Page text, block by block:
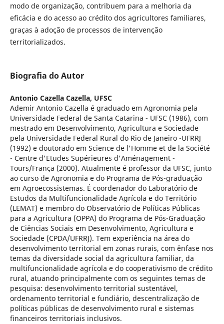
modo de organização, contribuem para a melhoria da
eficácia e do acesso ao crédito dos agricultores familiares,
graças à adoção de processos de intervenção
territorializados.
Biografia do Autor
Antonio Cazella Cazella, UFSC
Ademir Antonio Cazella é graduado em Agronomia pela
Universidade Federal de Santa Catarina - UFSC (1986), com
mestrado em Desenvolvimento, Agricultura e Sociedade
pela Universidade Federal Rural do Rio de Janeiro -UFRRJ
(1992) e doutorado em Science de l'Homme et de la Société
- Centre d'Etudes Supérieures d'Aménagement -
Tours/França (2000). Atualmente é professor da UFSC, junto
ao curso de Agronomia e do Programa de Pós-graduação
em Agroecossistemas. É coordenador do Laboratório de
Estudos da Multifuncionalidade Agrícola e do Território
(LEMAT) e membro do Observatório de Políticas Públicas
para a Agricultura (OPPA) do Programa de Pós-Graduação
de Ciências Sociais em Desenvolvimento, Agricultura e
Sociedade (CPDA/UFRRJ). Tem experiência na área do
desenvolvimento territorial em zonas rurais, com ênfase nos
temas da diversidade social da agricultura familiar, da
multifuncionalidade agrícola e do cooperativismo de crédito
rural, atuando principalmente com os seguintes temas de
pesquisa: desenvolvimento territorial sustentável,
ordenamento territorial e fundiário, descentralização de
políticas públicas de desenvolvimento rural e sistemas
financeiros territoriais inclusivos.